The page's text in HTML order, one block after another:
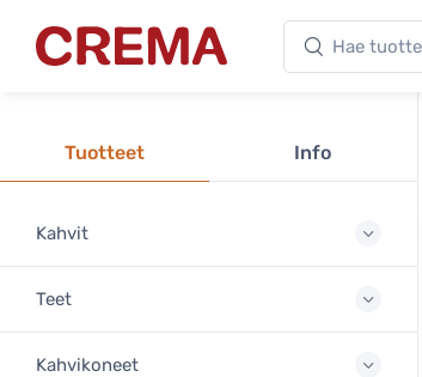
Crema Hae tuotteita
Tuotteet Info
Kahvit
Teet
Kahvikoneet